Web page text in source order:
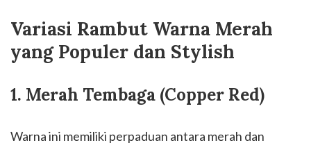
Variasi Rambut Warna Merah
yang Populer dan Stylish
1. Merah Tembaga (Copper Red)
Warna ini memiliki perpaduan antara merah dan